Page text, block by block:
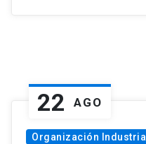
22 AGO
Organización Industrial